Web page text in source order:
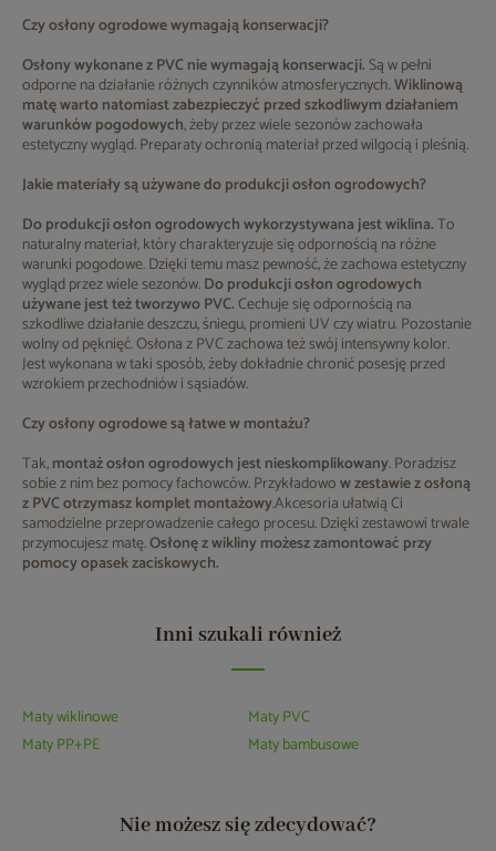
Czy osłony ogrodowe wymagają konserwacji?
Osłony wykonane z PVC nie wymagają konserwacji.Są w pełni
odporne na działanie różnych czynników atmosferycznych.Wiklinową
matę warto natomiast zabezpieczyć przed szkodliwym działaniem
warunków pogodowych, żeby przez wiele sezonów zachowała
estetyczny wygląd. Preparaty ochronią materiał przed wilgocią i pleśnią.
Jakie materiały są używane do produkcji osłon ogrodowych?
Do produkcji osłon ogrodowych wykorzystywana jest wiklina.To
naturalny materiał, który charakteryzuje się odpornością na różne
warunki pogodowe. Dzięki temu masz pewność, że zachowa estetyczny
wygląd przez wiele sezonów.Do produkcji osłon ogrodowych
używane jest też tworzywo PVC.Cechuje się odpornością na
szkodliwe działanie deszczu, śniegu, promieni UV czy wiatru. Pozostanie
wolny od pęknięć. Osłona z PVC zachowa też swój intensywny kolor.
Jest wykonana w taki sposób, żeby dokładnie chronić posesję przed
wzrokiem przechodniów i sąsiadów.
Czy osłony ogrodowe są łatwe w montażu?
Tak,montaż osłon ogrodowych jest nieskomplikowany. Poradzisz
sobie z nim bez pomocy fachowców. Przykładowow zestawie z osłoną
z PVC otrzymasz komplet montażowy.Akcesoria ułatwią Ci
samodzielne przeprowadzenie całego procesu. Dzięki zestawowi trwale
przymocujesz matę.Osłonę z wikliny możesz zamontować przy
pomocy opasek zaciskowych.
Inni szukali również
Maty wiklinowe
Maty PVC
Maty PP+PE
Maty bambusowe
Nie możesz się zdecydować?